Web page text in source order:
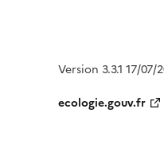
Version 3.3.1 17/07/
ecologie.gouv.fr